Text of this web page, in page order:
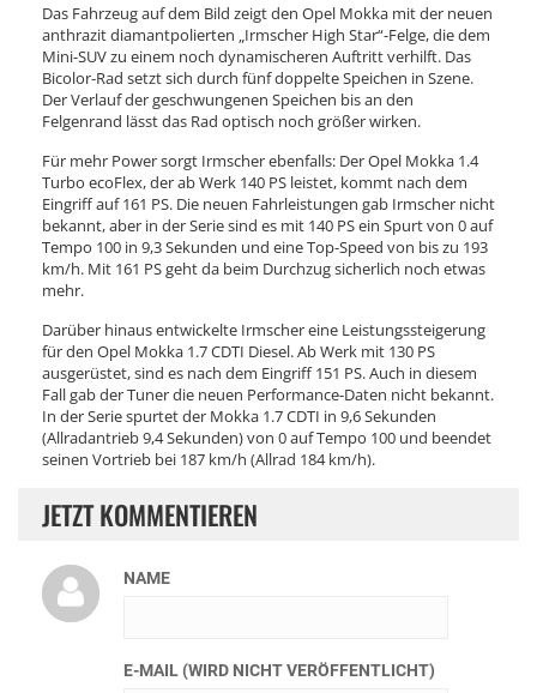
Das Fahrzeug auf dem Bild zeigt den Opel Mokka mit der neuen
anthrazit diamantpolierten „Irmscher High Star“-Felge, die dem
Mini-SUV zu einem noch dynamischeren Auftritt verhilft. Das
Bicolor-Rad setzt sich durch fünf doppelte Speichen in Szene.
Der Verlauf der geschwungenen Speichen bis an den
Felgenrand lässt das Rad optisch noch größer wirken.
Für mehr Power sorgt Irmscher ebenfalls: Der Opel Mokka 1.4
Turbo ecoFlex, der ab Werk 140 PS leistet, kommt nach dem
Eingriff auf 161 PS. Die neuen Fahrleistungen gab Irmscher nicht
bekannt, aber in der Serie sind es mit 140 PS ein Spurt von 0 auf
Tempo 100 in 9,3 Sekunden und eine Top-Speed von bis zu 193
km/h. Mit 161 PS geht da beim Durchzug sicherlich noch etwas
mehr.
Darüber hinaus entwickelte Irmscher eine Leistungssteigerung
für den Opel Mokka 1.7 CDTI Diesel. Ab Werk mit 130 PS
ausgerüstet, sind es nach dem Eingriff 151 PS. Auch in diesem
Fall gab der Tuner die neuen Performance-Daten nicht bekannt.
In der Serie spurtet der Mokka 1.7 CDTI in 9,6 Sekunden
(Allradantrieb 9,4 Sekunden) von 0 auf Tempo 100 und beendet
seinen Vortrieb bei 187 km/h (Allrad 184 km/h).
JETZT KOMMENTIEREN
NAME
E-MAIL (WIRD NICHT VERÖFFENTLICHT)